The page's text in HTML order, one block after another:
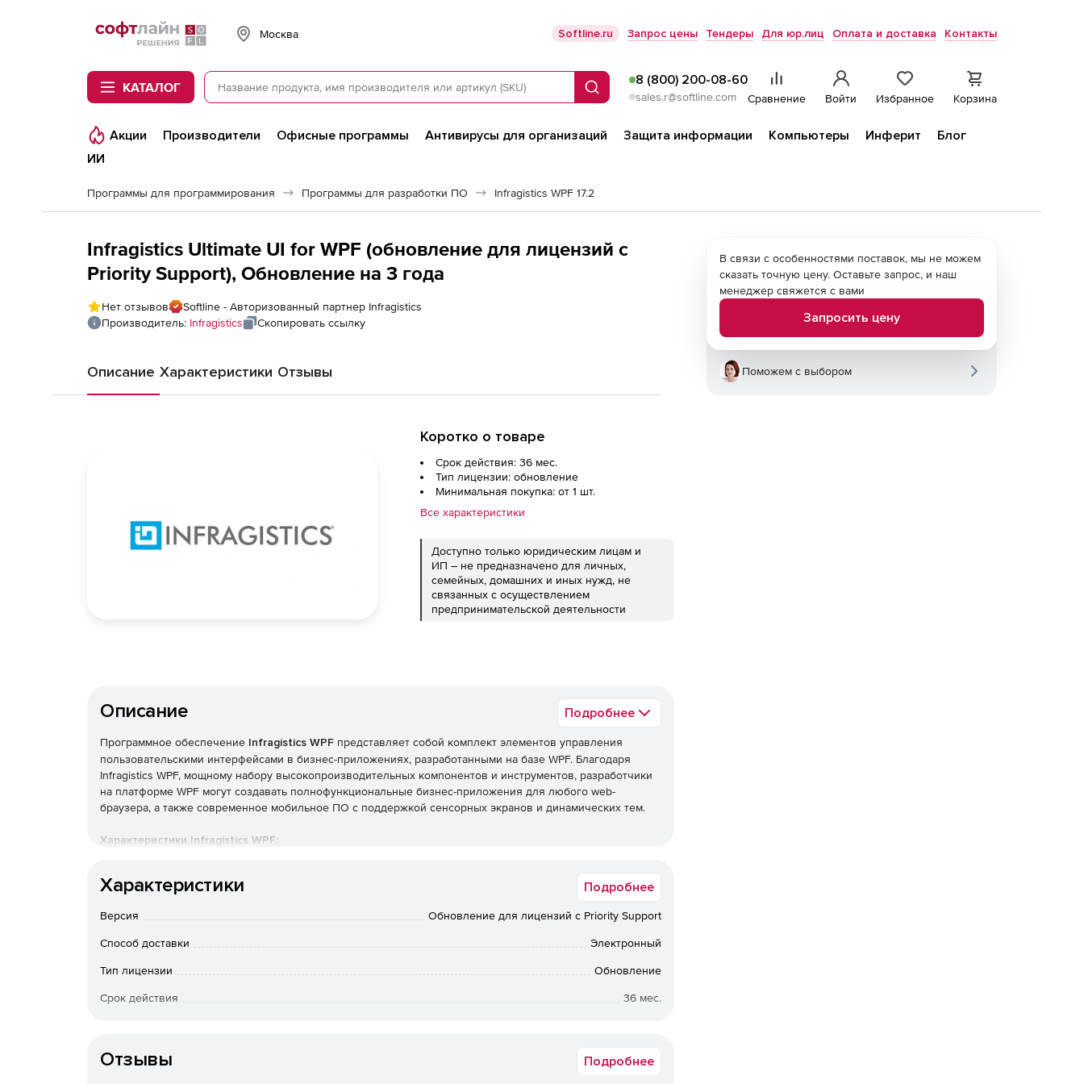
Softline
Москва Softline.ru Запрос цены Тендеры Для юр.лиц Оплата и доставка Контакты
КАТАЛОГ Поиск
8 (800) 200-08-60
sales.r@softline.com Сравнение Войти Избранное Корзина
Акции Производители Офисные программы Антивирусы для организаций Защита информации Компьютеры Инферит
Блог
ИИ
Программы для программирования Программы для разработки ПО Infragistics WPF 17.2
Infragistics Ultimate UI for WPF (обновление для лицензий с
Priority Support), Обновление на 3 года
Нет отзывов
Softline - Авторизованный партнер Infragistics
Производитель: Infragistics Скопировать ссылку
Описание Характеристики Отзывы
Коротко о товаре
Срок действия: 36 мес.
Тип лицензии: обновление
Минимальная покупка: от 1 шт.
Все характеристики
Доступно только юридическим лицам и
ИП – не предназначено для личных,
семейных, домашних и иных нужд, не
связанных с осуществлением
предпринимательской деятельности
Описание Подробнее
Программное обеспечение Infragistics WPF представляет собой комплект элементов управления
пользовательскими интерфейсами в бизнес-приложениях, разработанными на базе WPF. Благодаря
Infragistics WPF, мощному набору высокопроизводительных компонентов и инструментов, разработчики
на платформе WPF могут создавать полнофункциональные бизнес-приложения для любого web-
браузера, а также современное мобильное ПО с поддержкой сенсорных экранов и динамических тем.
Характеристики Infragistics WPF:
Создание современных и привлекательных приложений WPF, интуитивно понятных и интерактивных
поддержкой сенсорного ввода и жестов.
Выбор из более 50 типов графиков, включая линейные, столбчатые, пузырьковые и другие. Многие
из них являются незаменимыми для представления аналитических данных в бизнесе.
Анимация изменения данных во времени благодаря инновационному фреймворку Motion Framework.
Рендеринг миллионов точек данных за доли секунды благодаря мощной виртуализации
Характеристики Подробнее
Версия Обновление для лицензий с Priority Support
Способ доставки Электронный
Тип лицензии Обновление
Срок действия 36 мес.
Отзывы Подробнее
В связи с особенностями поставок, мы не можем
сказать точную цену. Оставьте запрос, и наш
менеджер свяжется с вами
Запросить цену
Поможем с выбором